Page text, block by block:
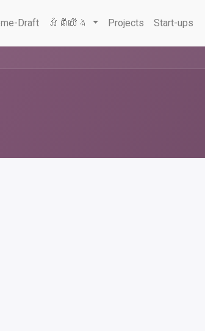
Draft អំពីយើង Projects Start-ups